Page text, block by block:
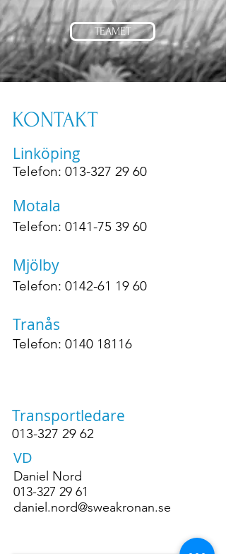
TEAMET
KONTAKT
Linköping
Telefon: 013-327 29 60
Motala
Telefon: 0141-75 39 60
Mjölby
Telefon: 0142-61 19 60
Tranås
Telefon: 0140 18116
Transportledare
013-327 29 62
VD
Daniel Nord
013-327 29 61
daniel.nord@sweakronan.se